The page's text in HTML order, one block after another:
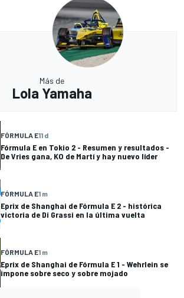
Más de
Lola Yamaha
FÓRMULA E11 d
Fórmula E en Tokio 2 - Resumen y resultados -
De Vries gana, KO de Martí y hay nuevo líder
FÓRMULA E1 m
Eprix de Shanghai de Fórmula E 2 - histórica
victoria de Di Grassi en la última vuelta
FÓRMULA E1 m
Eprix de Shanghai de Fórmula E 1 - Wehrlein se
impone sobre seco y sobre mojado